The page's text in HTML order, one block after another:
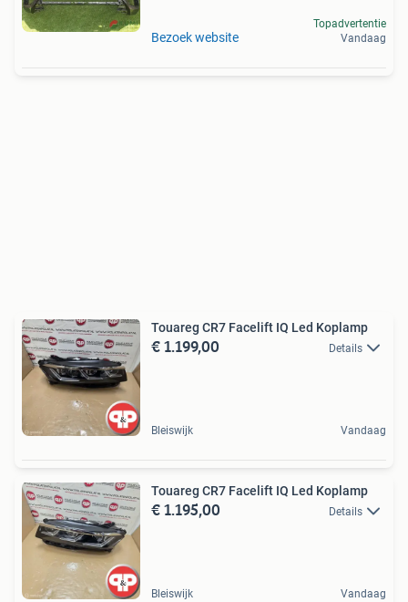
Bezoek website
Topadvertentie
Vandaag
Touareg CR7 Facelift IQ Led Koplamp
€ 1.199,00 Details
Bleiswijk Vandaag
Touareg CR7 Facelift IQ Led Koplamp
€ 1.195,00 Details
Bleiswijk Vandaag